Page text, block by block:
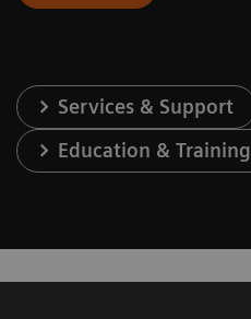
Services & Support
Education & Training